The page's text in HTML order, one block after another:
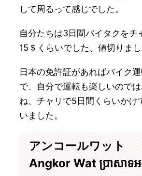
して周るって感じでした。
自分たちは3日間バイタクをチ
15＄くらいでした、値切りま
日本の免許証があればバイク
で、自分で運転も楽しいので
ね、チャリで5日間くらいかけ
いました。
アンコールワット
Angkor Wat ប្រាសាទអង្គ